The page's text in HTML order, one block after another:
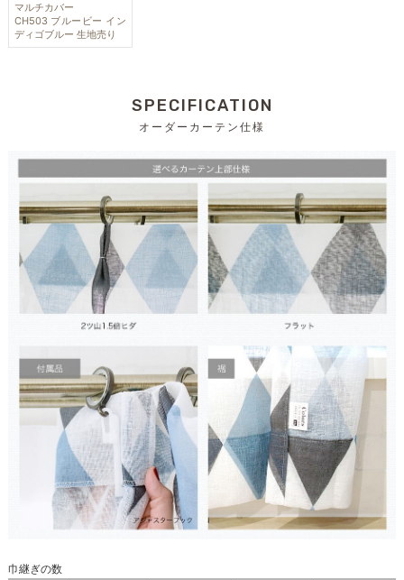
マルチカバー
CH503 ブルービー イン
ディゴブルー 生地売り
SPECIFICATION
オーダーカーテン仕様
巾継ぎの数